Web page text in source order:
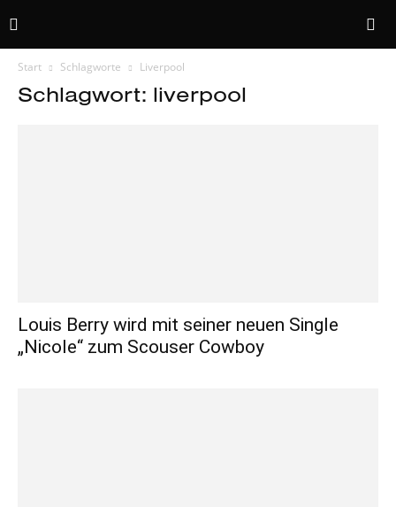
Start Schlagworte Liverpool
Schlagwort: liverpool
Louis Berry wird mit seiner neuen Single
„Nicole“ zum Scouser Cowboy